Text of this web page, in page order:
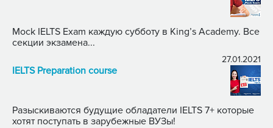
Mock IELTS Exam каждую субботу в King’s Academy. Все
секции экзамена...
27.01.2021
IELTS Preparation course
Разыскиваются будущие обладатели IELTS 7+ которые
хотят поступать в зарубежные ВУЗы!